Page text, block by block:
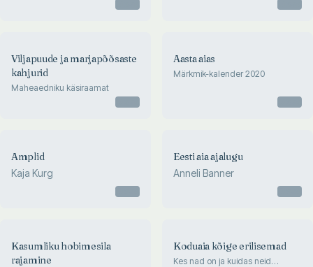
Viljapuude ja marjapõõsaste
kahjurid
Maheaedniku käsiraamat
Aasta aias
Märkmik-kalender 2020
Amplid
Kaja Kurg
Eesti aia ajalugu
Anneli Banner
Kasumliku hobimesila
rajamine
Koduaia kõige erilisemad
Kes nad on ja kuidas neid